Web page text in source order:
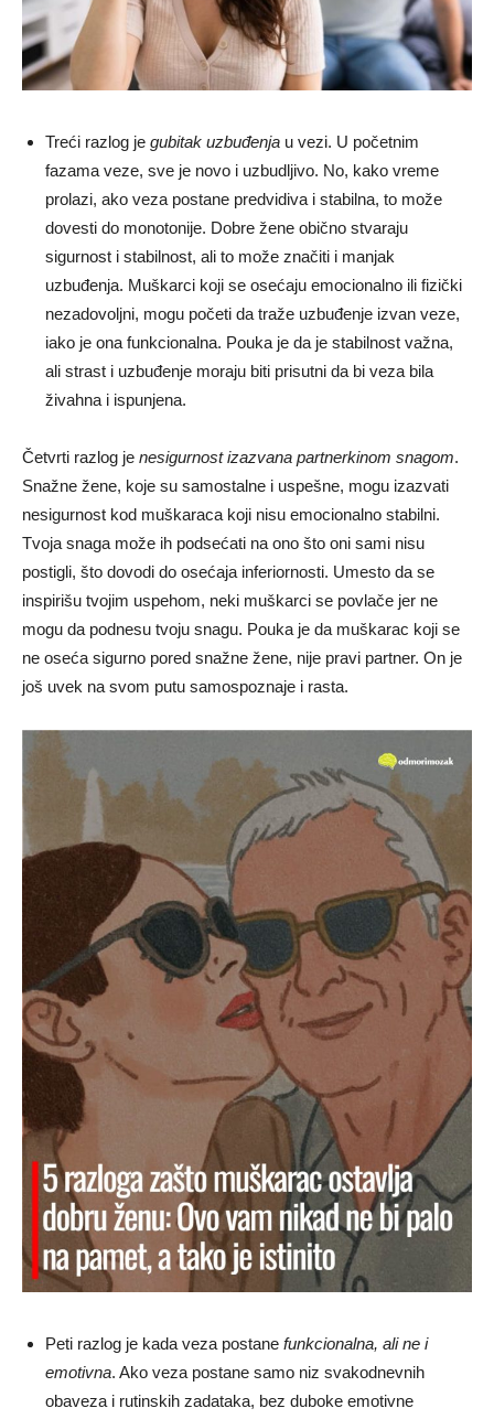
Treći razlog je gubitak uzbuđenja u vezi. U početnim
fazama veze, sve je novo i uzbudljivo. No, kako vreme
prolazi, ako veza postane predvidiva i stabilna, to može
dovesti do monotonije. Dobre žene obično stvaraju
sigurnost i stabilnost, ali to može značiti i manjak
uzbuđenja. Muškarci koji se osećaju emocionalno ili fizički
nezadovoljni, mogu početi da traže uzbuđenje izvan veze,
iako je ona funkcionalna. Pouka je da je stabilnost važna,
ali strast i uzbuđenje moraju biti prisutni da bi veza bila
živahna i ispunjena.
Četvrti razlog je nesigurnost izazvana partnerkinom snagom.
Snažne žene, koje su samostalne i uspešne, mogu izazvati
nesigurnost kod muškaraca koji nisu emocionalno stabilni.
Tvoja snaga može ih podsećati na ono što oni sami nisu
postigli, što dovodi do osećaja inferiornosti. Umesto da se
inspirišu tvojim uspehom, neki muškarci se povlače jer ne
mogu da podnesu tvoju snagu. Pouka je da muškarac koji se
ne oseća sigurno pored snažne žene, nije pravi partner. On je
još uvek na svom putu samospoznaje i rasta.
Peti razlog je kada veza postane funkcionalna, ali ne i
emotivna. Ako veza postane samo niz svakodnevnih
obaveza i rutinskih zadataka, bez duboke emotivne